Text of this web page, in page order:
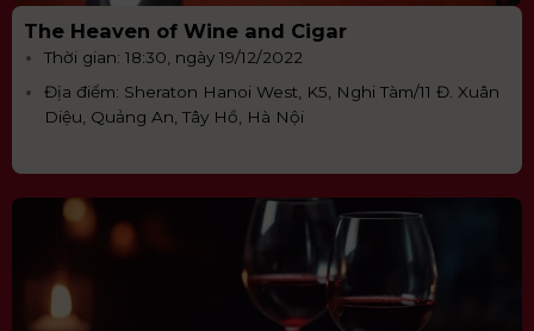
The Heaven of Wine and Cigar
Thời gian: 18:30, ngày 19/12/2022
Địa điểm: Sheraton Hanoi West, K5, Nghi Tàm/11 Đ. Xuân
Diệu, Quảng An, Tây Hồ, Hà Nội